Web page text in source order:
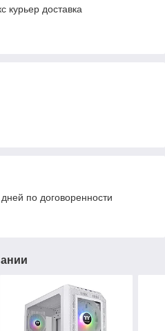
курьер доставка
по договоренности